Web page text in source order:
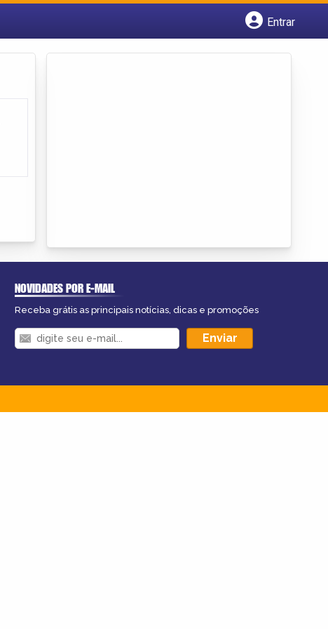
Entrar
NOVIDADES POR E-MAIL
Receba grátis as principais notícias, dicas e promoções